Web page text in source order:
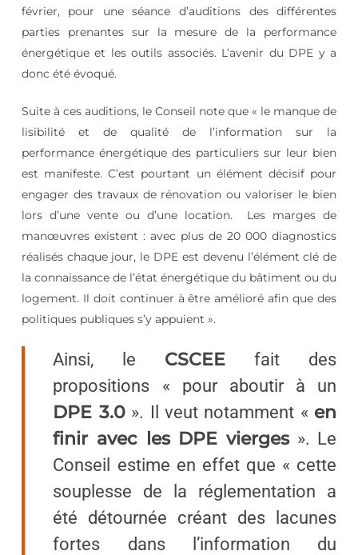
février, pour une séance d’auditions des différentes
parties prenantes sur la mesure de la performance
énergétique et les outils associés. L’avenir du DPE y a
donc été évoqué.
Suite à ces auditions, le Conseil note que « le manque de
lisibilité et de qualité de l’information sur la
performance énergétique des particuliers sur leur bien
est manifeste. C’est pourtant un élément décisif pour
engager des travaux de rénovation ou valoriser le bien
lors d’une vente ou d’une location. Les marges de
manœuvres existent : avec plus de 20 000 diagnostics
réalisés chaque jour, le DPE est devenu l’élément clé de
la connaissance de l’état énergétique du bâtiment ou du
logement. Il doit continuer à être amélioré afin que des
politiques publiques s’y appuient ».
Ainsi, le CSCEE fait des
propositions « pour aboutir à un
DPE 3.0». Il veut notamment « en
finir avec les DPE vierges». Le
Conseil estime en effet que « cette
souplesse de la réglementation a
été détournée créant des lacunes
fortes dans l’information du